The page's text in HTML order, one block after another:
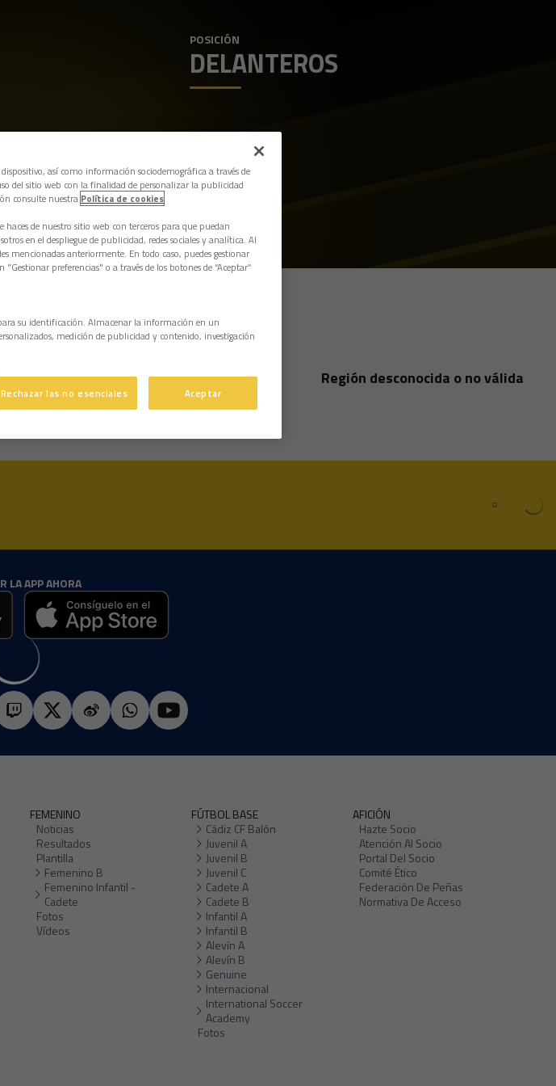
POSICIÓN
DELANTEROS
7 años País Región desconocida o no válida
LA APP AHORA
FEMENINO
Noticias
Resultados
Plantilla
Femenino B
Femenino Infantil -
Cadete
Fotos
Vídeos
FÚTBOL BASE
Cádiz CF Balón
Juvenil A
Juvenil B
Juvenil C
Cadete A
Cadete B
Infantil A
Infantil B
Alevín A
Alevín B
Genuine
Internacional
International Soccer
Academy
Fotos
AFICIÓN
Hazte Socio
Atención Al Socio
Portal Del Socio
Comité Ético
Federación De Peñas
Normativa De Acceso
así como información sociodemográfica a través de
del sitio web con la finalidad de personalizar la publicidad
consulte nuestra Política de cookies
de nuestro sitio web con terceros para que puedan
en el despliegue de publicidad, redes sociales y analítica. Al
mencionadas anteriormente. En todo caso, puedes gestionar
preferencias" o a través de los botones de “Aceptar”
su identificación. Almacenar la información en un
medición de publicidad y contenido, investigación
Rechazar las no esenciales Aceptar